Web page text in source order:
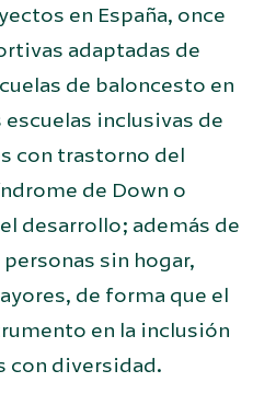
en España, once
adaptadas de
de baloncesto en
inclusivas de
con trastorno del
de Down o
desarrollo; además de
sin hogar,
de forma que el
en la inclusión
con diversidad.